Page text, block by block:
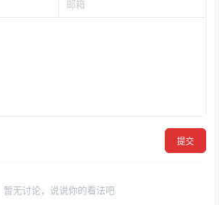
提交
暂无讨论，说说你的看法吧